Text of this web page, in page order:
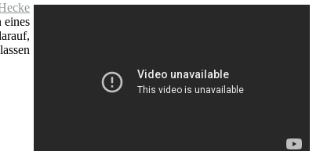
eines